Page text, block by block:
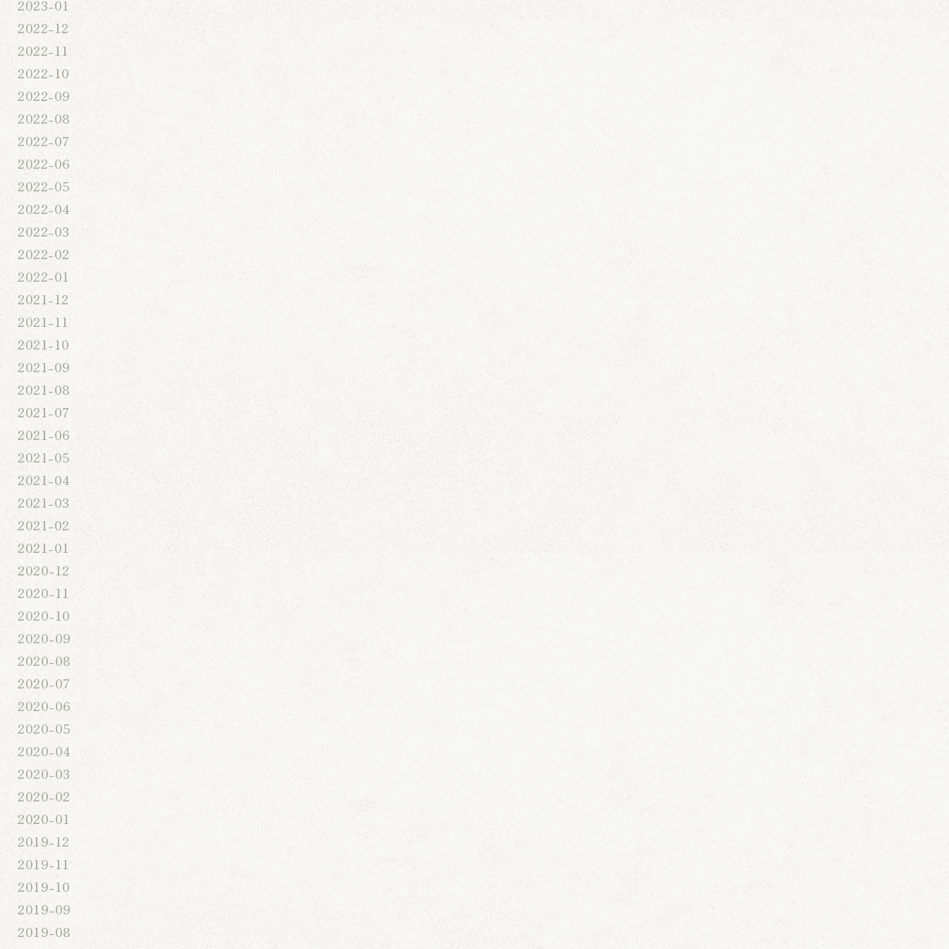
2023-01
2022-12
2022-11
2022-10
2022-09
2022-08
2022-07
2022-06
2022-05
2022-04
2022-03
2022-02
2022-01
2021-12
2021-11
2021-10
2021-09
2021-08
2021-07
2021-06
2021-05
2021-04
2021-03
2021-02
2021-01
2020-12
2020-11
2020-10
2020-09
2020-08
2020-07
2020-06
2020-05
2020-04
2020-03
2020-02
2020-01
2019-12
2019-11
2019-10
2019-09
2019-08